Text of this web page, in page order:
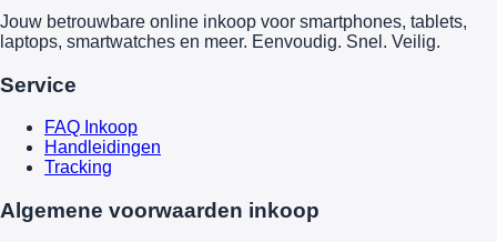
Jouw betrouwbare online inkoop voor smartphones, tablets,
laptops, smartwatches en meer. Eenvoudig. Snel. Veilig.
Service
FAQ Inkoop
Handleidingen
Tracking
Algemene voorwaarden inkoop